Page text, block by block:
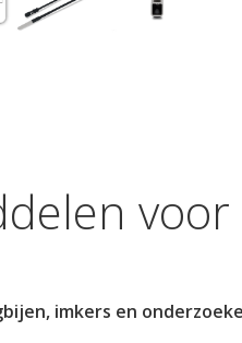
imkers en